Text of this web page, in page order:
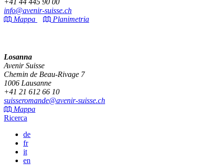
+41 44 445 90 00
info@avenir-suisse.ch
Mappa
Planimetria
Losanna
Avenir Suisse
Chemin de Beau-Rivage 7
1006 Lausanne
+41 21 612 66 10
suisseromande@avenir-suisse.ch
Mappa
Ricerca
de
fr
it
en